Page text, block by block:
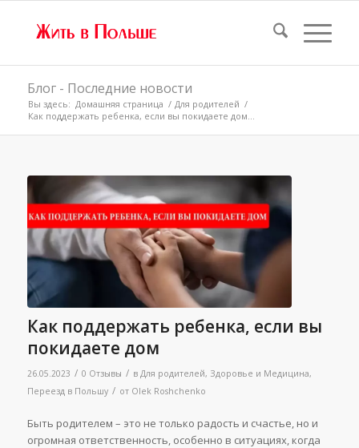
Блог - Последние новости
Вы здесь: Домашняя страница / Для родителей /
Как поддержать ребенка, если вы покидаете дом...
Как поддержать ребенка, если вы
покидаете дом
26.05.2023 / 0 Отзывы / в Для родителей, Здоровье и Медицина,
Переезд в Польшу / от Olek Roshchenko
Быть родителем – это не только радость и счастье, но и
огромная ответственность, особенно в ситуациях, когда